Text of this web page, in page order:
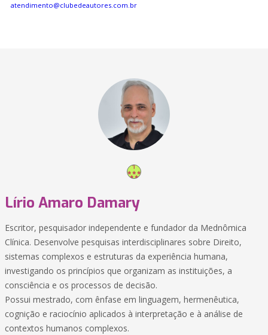
atendimento@clubedeautores.com.br
Lírio Amaro Damary
Escritor, pesquisador independente e fundador da Mednômica
Clínica. Desenvolve pesquisas interdisciplinares sobre Direito,
sistemas complexos e estruturas da experiência humana,
investigando os princípios que organizam as instituições, a
consciência e os processos de decisão.
Possui mestrado, com ênfase em linguagem, hermenêutica,
cognição e raciocínio aplicados à interpretação e à análise de
contextos humanos complexos.